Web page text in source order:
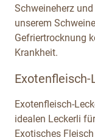
Schweineherz
unserem
Gefriertrocknung
Krankheit.
Exotenfleisch-
Exotenfleisch-
idealen Leckerli
Exotisches